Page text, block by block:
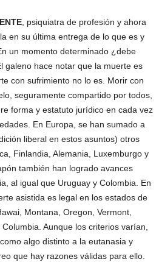
, psiquiatra de profesión y ahora
en su última entrega de lo que es y
un momento determinado ¿debe
galeno hace notar que la muerte es
con sufrimiento no lo es. Morir con
seguramente compartido por todos,
forma y estatuto jurídico en cada vez
En Europa, se han sumado a
liberal en estos asuntos) otros
Finlandia, Alemania, Luxemburgo y
también han logrado avances
al igual que Uruguay y Colombia. En
asistida es legal en los estados de
Montana, Oregon, Vermont,
Aunque los criterios varían,
algo distinto a la eutanasia y
que hay razones válidas para ello.